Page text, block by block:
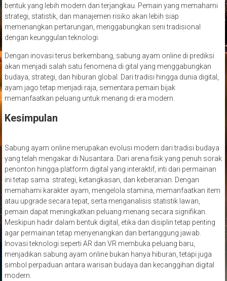
bentuk yang lebih modern dan terjangkau. Pemain yang memahami
strategi, statistik, dan manajemen risiko akan lebih siap
memenangkan pertarungan, menggabungkan seni tradisional
dengan keunggulan teknologi.
Dengan inovasi terus berkembang, sabung ayam online di prediksi
akan menjadi salah satu fenomena di gital yang menggabungkan
budaya, strategi, dan hiburan global. Dari tradisi hingga dunia digital,
ayam jago tetap menjadi raja, sementara pemain bijak
memanfaatkan peluang untuk menang di era modern.
Kesimpulan
Sabung ayam online merupakan evolusi modern dari tradisi budaya
yang telah mengakar di Nusantara. Dari arena fisik yang penuh sorak
penonton hingga platform digital yang interaktif, inti dari permainan
ini tetap sama: strategi, ketangkasan, dan keberanian. Dengan
memahami karakter ayam, mengelola stamina, memanfaatkan item
atau upgrade secara tepat, serta menganalisis statistik lawan,
pemain dapat meningkatkan peluang menang secara signifikan.
Meskipun hadir dalam bentuk digital, etika dan disiplin tetap penting
agar permainan tetap menyenangkan dan bertanggung jawab.
Inovasi teknologi seperti AR dan VR membuka peluang baru,
menjadikan sabung ayam online bukan hanya hiburan, tetapi juga
simbol perpaduan antara warisan budaya dan kecanggihan digital
modern.